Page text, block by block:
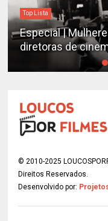
Destaques
Estudo
emocionantes
© 2010-2025
Direitos Reservados.
Desenvolvido por: